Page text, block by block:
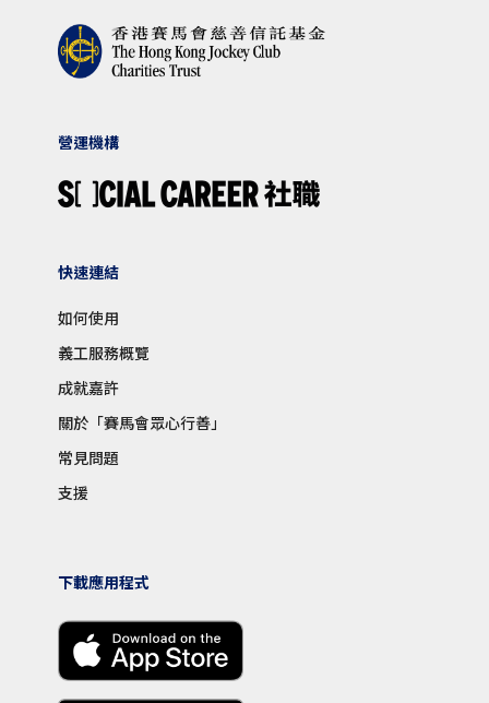
營運機構
快速連結
如何使用
義工服務概覽
成就嘉許
關於「賽馬會眾心行善」
常見問題
支援
下載應用程式